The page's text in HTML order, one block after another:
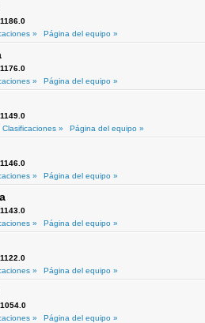
1186.0
»
Página del equipo »
1176.0
»
Página del equipo »
1149.0
Clasificaciones »
Página del equipo »
1146.0
»
Página del equipo »
1143.0
»
Página del equipo »
1122.0
»
Página del equipo »
1054.0
»
Página del equipo »